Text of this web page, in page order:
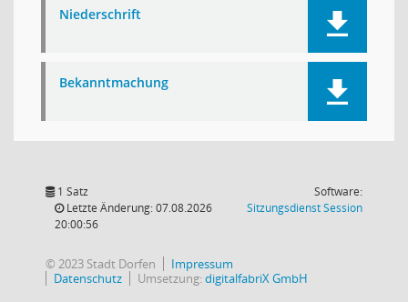
Niederschrift
Bekanntmachung
1 Satz
Letzte Änderung: 07.08.2026
20:00:56
Software:
SitzungsdienstSession(Wird in
© 2023 Stadt Dorfen
Impressum
Datenschutz
Umsetzung:digitalfabriX GmbH